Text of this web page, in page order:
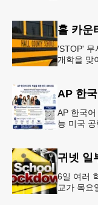
홀 카운
'STOP' 무
개학을 맞
AP 한
AP 한국
능 미국
귀넷 일
6일 여러
교가 목요